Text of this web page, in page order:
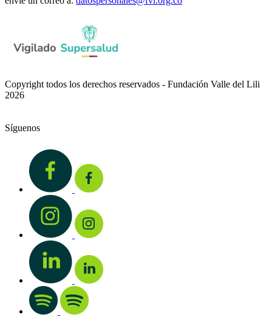
Copyright todos los derechos reservados - Fundación Valle del Lili
2026
Síguenos